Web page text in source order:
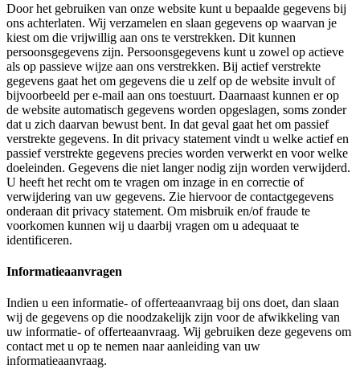
Door het gebruiken van onze website kunt u bepaalde gegevens bij
ons achterlaten. Wij verzamelen en slaan gegevens op waarvan je
kiest om die vrijwillig aan ons te verstrekken. Dit kunnen
persoonsgegevens zijn. Persoonsgegevens kunt u zowel op actieve
als op passieve wijze aan ons verstrekken. Bij actief verstrekte
gegevens gaat het om gegevens die u zelf op de website invult of
bijvoorbeeld per e-mail aan ons toestuurt. Daarnaast kunnen er op
de website automatisch gegevens worden opgeslagen, soms zonder
dat u zich daarvan bewust bent. In dat geval gaat het om passief
verstrekte gegevens. In dit privacy statement vindt u welke actief en
passief verstrekte gegevens precies worden verwerkt en voor welke
doeleinden. Gegevens die niet langer nodig zijn worden verwijderd.
U heeft het recht om te vragen om inzage in en correctie of
verwijdering van uw gegevens. Zie hiervoor de contactgegevens
onderaan dit privacy statement. Om misbruik en/of fraude te
voorkomen kunnen wij u daarbij vragen om u adequaat te
identificeren.
Informatieaanvragen
Indien u een informatie- of offerteaanvraag bij ons doet, dan slaan
wij de gegevens op die noodzakelijk zijn voor de afwikkeling van
uw informatie- of offerteaanvraag. Wij gebruiken deze gegevens om
contact met u op te nemen naar aanleiding van uw
informatieaanvraag.